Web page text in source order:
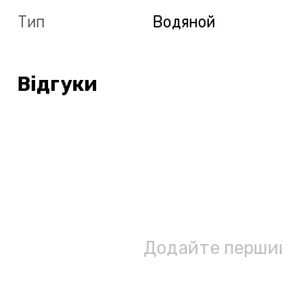
Тип Водяной
Відгуки
Додайте